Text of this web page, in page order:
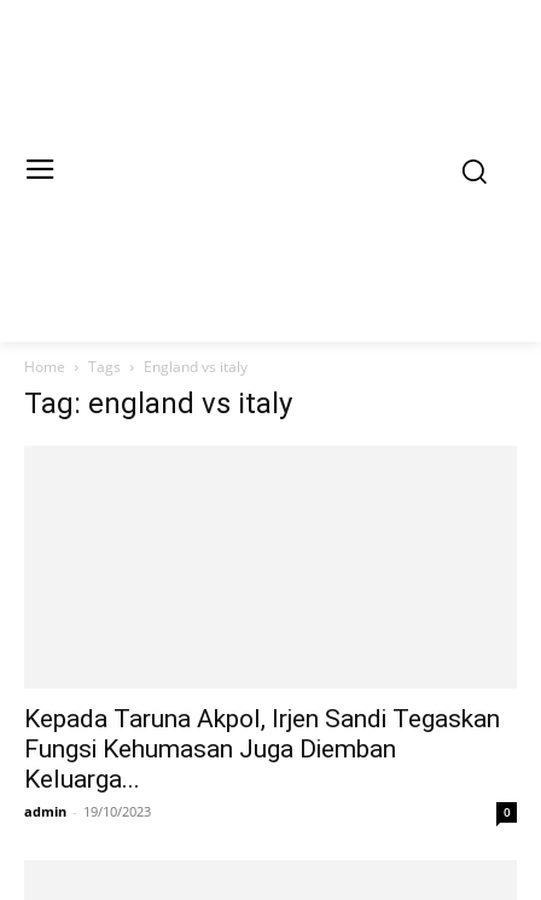
Home Tags England vs italy
Tag: england vs italy
Kepada Taruna Akpol, Irjen Sandi Tegaskan
Fungsi Kehumasan Juga Diemban
Keluarga...
admin - 19/10/2023 0